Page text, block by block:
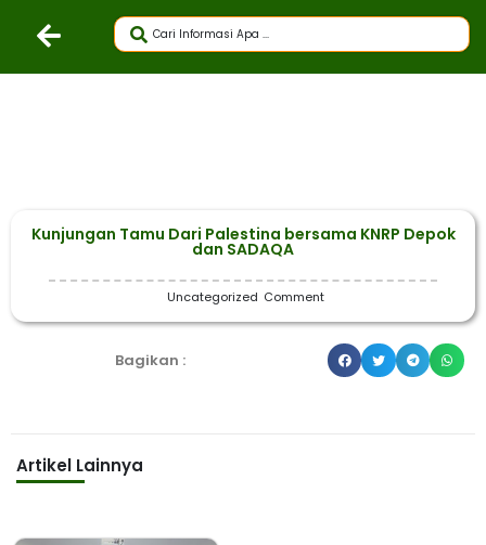
Kunjungan Tamu Dari Palestina bersama KNRP Depok
dan SADAQA
Uncategorized Comment
Bagikan :
Artikel Lainnya